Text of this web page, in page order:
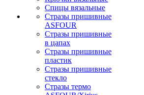
Спицы вязальные
Стразы пришивные
ASFOUR
Стразы пришивные
в цапах
Стразы пришивные
пластик
Стразы пришивные
стекло
Стразы термо